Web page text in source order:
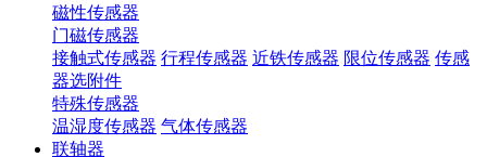
磁性传感器
门磁传感器
接触式传感器 行程传感器 近铁传感器 限位传感器 传感
器选附件
特殊传感器
温湿度传感器 气体传感器
联轴器